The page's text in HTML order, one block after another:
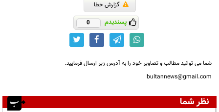
گزارش خطا
پسندیدم 0
شما می توانید مطالب و تصاویر خود را به آدرس زیر ارسال فرمایید.
bultannews@gmail.com
نظر شما